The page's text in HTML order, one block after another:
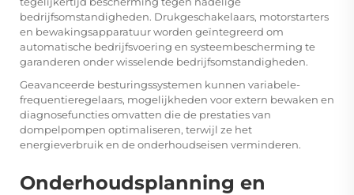
bedrijfsomstandigheden. Drukgeschakelaars, motorstarters
en bewakingsapparatuur worden geïntegreerd om
automatische bedrijfsvoering en systeembescherming te
garanderen onder wisselende bedrijfsomstandigheden.
Geavanceerde besturingssystemen kunnen variabele-
frequentieregelaars, mogelijkheden voor extern bewaken en
diagnosefuncties omvatten die de prestaties van
dompelpompen optimaliseren, terwijl ze het
energieverbruik en de onderhoudseisen verminderen.
Onderhoudsplanning en